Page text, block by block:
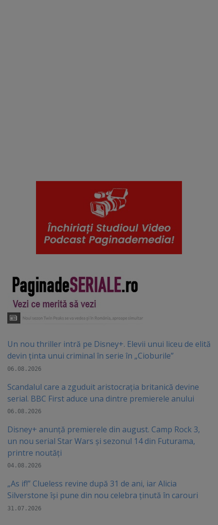
Un nou thriller intră pe Disney+. Elevii unui liceu de elită
devin ținta unui criminal în serie în „Cioburile”
06.08.2026
Scandalul care a zguduit aristocrația britanică devine
serial. BBC First aduce una dintre premierele anului
06.08.2026
Disney+ anunță premierele din august. Camp Rock 3,
un nou serial Star Wars și sezonul 14 din Futurama,
printre noutăți
04.08.2026
„As if!” Clueless revine după 31 de ani, iar Alicia
Silverstone își pune din nou celebra ținută în carouri
31.07.2026